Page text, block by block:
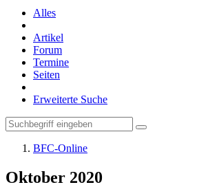
Alles
Artikel
Forum
Termine
Seiten
Erweiterte Suche
BFC-Online
Oktober 2020